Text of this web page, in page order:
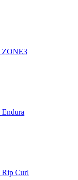
ZONE3
Endura
Rip Curl